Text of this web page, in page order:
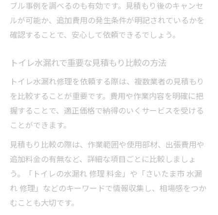
ブル事例を調べるのも有効です。見積もり後のキャンセ
ルが可能か、追加費用の発生条件が明記されているかを
確認することで、安心して依頼できるでしょう。
トイレ水漏れで重要な見積もり比較の方法
トイレ水漏れ修理を依頼する際は、複数業者の見積もり
を比較することが重要です。費用や作業内容を明確に把
握することで、適正価格で納得のいくサービスを受ける
ことができます。
見積もり比較の際は、作業範囲や使用部材、出張費用や
追加料金の有無など、詳細な項目ごとに比較しましょ
う。「トイレの水漏れ 修理 料金」や「さいたま市 水漏
れ 修理」などのキーワードで情報収集し、相場感をつか
むことも大切です。